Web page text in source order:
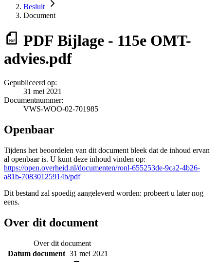
Besluit
Document
PDF Bijlage - 115e OMT-
advies.pdf
Gepubliceerd op:
31 mei 2021
Documentnummer:
VWS-WOO-02-701985
Openbaar
Tijdens het beoordelen van dit document bleek dat de inhoud ervan
al openbaar is. U kunt deze inhoud vinden op:
https://open.overheid.nl/documenten/ronl-655253de-9ca2-4b26-
a81b-70830125914b/pdf
Dit bestand zal spoedig aangeleverd worden: probeert u later nog
eens.
Over dit document
Over dit document
Datum document 31 mei 2021